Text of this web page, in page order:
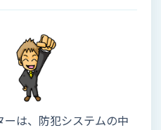
は、防犯システムの中